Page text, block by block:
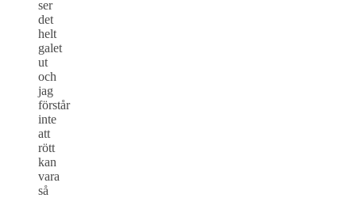
ser
det
helt
galet
ut
och
jag
förstår
inte
att
rött
kan
vara
så